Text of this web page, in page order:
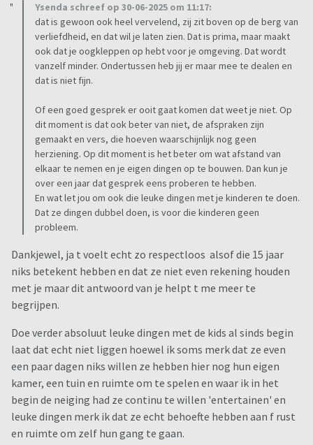
snap dat ze een ander heeft en inmiddels ook zo ver dat door
alle pijn en verdriet dat ik haar absoluut niet meer terug zou
willen (ook aangegeven toen ze riep heb hem helemaal niet
gemist zelfs met kerst dat teruggaan voor mij ook geen
optie meer is). Maar waarom kunnen we niet gewoon
immers ouders en met elkaar verbonden in die
hoedanigheid... iemand hier ook ervaring mee?
Ysenda schreef op 30-06-2025 om 11:17:
dat is gewoon ook heel vervelend, zij zit boven op de berg van
verliefdheid, en dat wil je laten zien. Dat is prima, maar maakt
ook dat je oogkleppen op hebt voor je omgeving. Dat wordt
vanzelf minder. Ondertussen heb jij er maar mee te dealen en
dat is niet fijn.
Of een goed gesprek er ooit gaat komen dat weet je niet. Op
dit moment is dat ook beter van niet, de afspraken zijn
gemaakt en vers, die hoeven waarschijnlijk nog geen
herziening. Op dit moment is het beter om wat afstand van
elkaar te nemen en je eigen dingen op te bouwen. Dan kun je
over een jaar dat gesprek eens proberen te hebben.
En wat let jou om ook die leuke dingen met je kinderen te doen.
Dat ze dingen dubbel doen, is voor die kinderen geen
probleem.
Dankjewel, ja t voelt echt zo respectloos alsof die 15 jaar
niks betekent hebben en dat ze niet even rekening houden
met je maar dit antwoord van je helpt t me meer te
begrijpen.
Doe verder absoluut leuke dingen met de kids al sinds begin
laat dat echt niet liggen hoewel ik soms merk dat ze even
een paar dagen niks willen ze hebben hier nog hun eigen
kamer, een tuin en ruimte om te spelen en waar ik in het
begin de neiging had ze continu te willen 'entertainen' en
leuke dingen merk ik dat ze echt behoefte hebben aan f rust
en ruimte om zelf hun gang te gaan.